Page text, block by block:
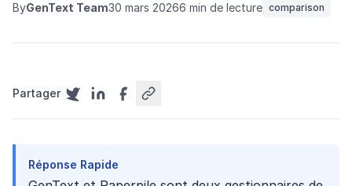
ByGenText Team30 mars 20266 min de lecture comparison
Partager
Réponse Rapide